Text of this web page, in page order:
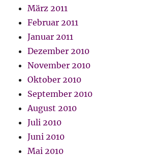
März 2011
Februar 2011
Januar 2011
Dezember 2010
November 2010
Oktober 2010
September 2010
August 2010
Juli 2010
Juni 2010
Mai 2010